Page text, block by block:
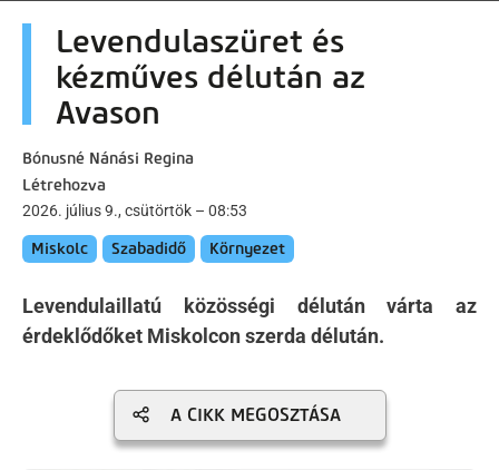
Levendulaszüret és
kézműves délután az
Avason
Bónusné Nánási Regina
Létrehozva
2026. július 9., csütörtök – 08:53
Miskolc Szabadidő Környezet
Levendulaillatú közösségi délután várta az
érdeklődőket Miskolcon szerda délután.
A CIKK MEGOSZTÁSA